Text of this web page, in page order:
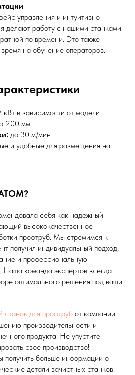
управления и интуитивно
делают работу с нашими станками
по времени. Это также
на обучение операторов.
кВт в зависимости от модели
200 мм
до 30 м/мин
и удобные для размещения на
себя как надежный
высококачественное
профтруб. Мы стремимся к
получил индивидуальный подход,
и профессиональную
Наша команда экспертов всегда
оптимального решения под ваши
станок для профтруб от компании
производительности и
продукта. Не упустите
свое производство!
получить больше информации о
детали зачистных станков.